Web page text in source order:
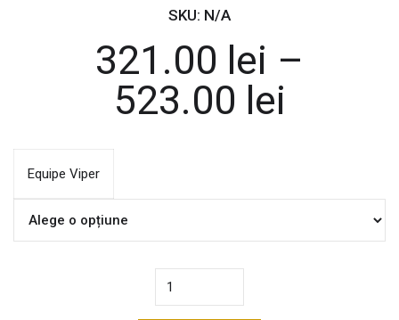
SKU: N/A
321.00 lei –
523.00 lei
Equipe Viper
Quantity